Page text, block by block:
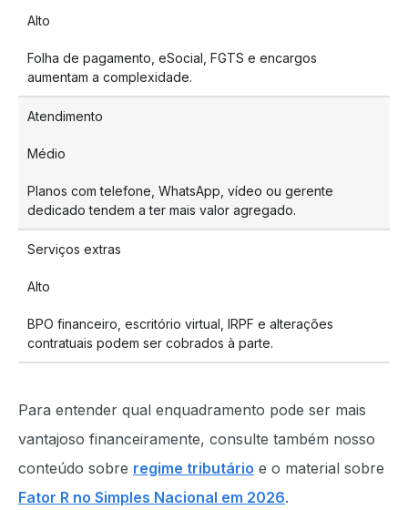
Alto
Folha de pagamento, eSocial, FGTS e encargos
aumentam a complexidade.
Atendimento
Médio
Planos com telefone, WhatsApp, vídeo ou gerente
dedicado tendem a ter mais valor agregado.
Serviços extras
Alto
BPO financeiro, escritório virtual, IRPF e alterações
contratuais podem ser cobrados à parte.
Para entender qual enquadramento pode ser mais
vantajoso financeiramente, consulte também nosso
conteúdo sobre regime tributário e o material sobre
Fator R no Simples Nacional em 2026.